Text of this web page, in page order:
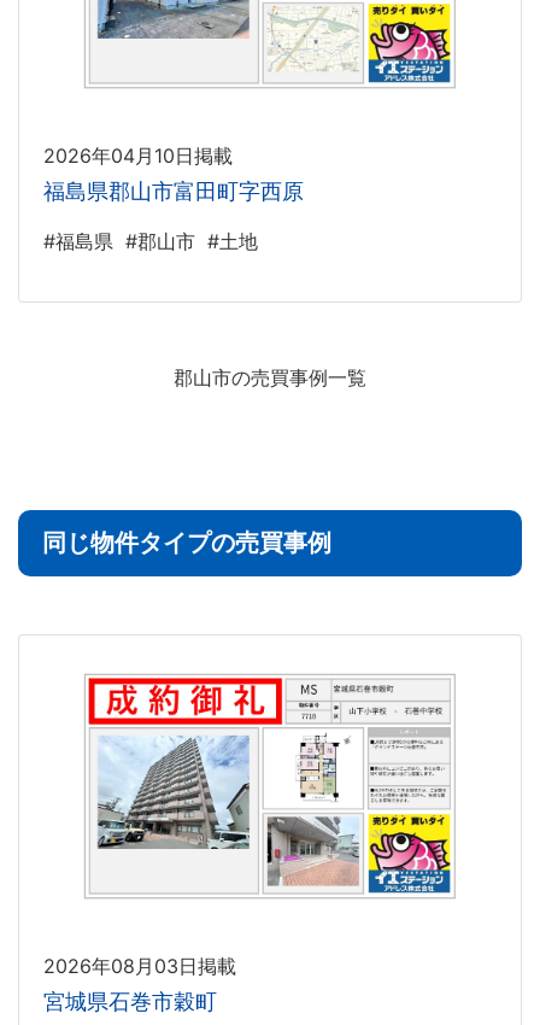
2026年04月10日掲載
福島県郡山市富田町字西原
#福島県 #郡山市 #土地
郡山市の売買事例一覧
同じ物件タイプの売買事例
2026年08月03日掲載
宮城県石巻市穀町